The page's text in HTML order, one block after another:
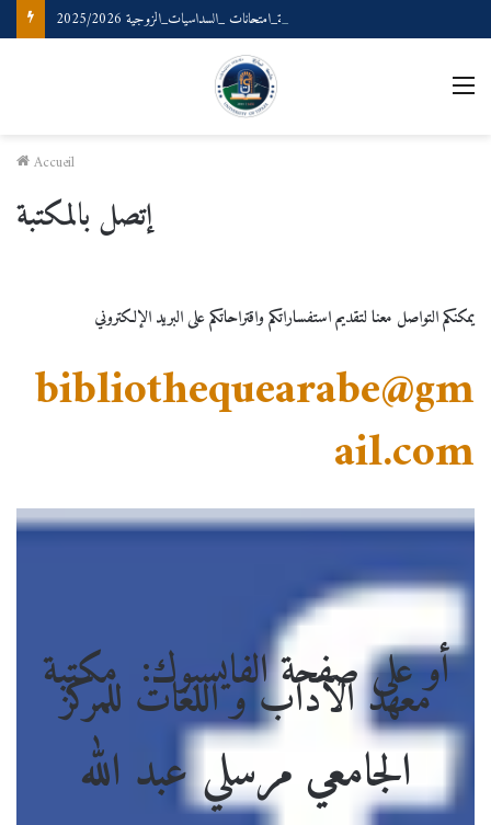
رزنامة_امتحانات _السداسيات_الزوجية 2025/2026
Accueil
إتصل بالمكتبة
يمكنكم التواصل معنا لتقديم استفساراتكم واقتراحاتكم علىالبريد الإلكتروني
bibliothequearabe@gm
ail.com
أو على صفحة الفايسبوك: مكتبة
معهد الآداب و اللغات للمركز
الجامعي مرسلي عبد الله